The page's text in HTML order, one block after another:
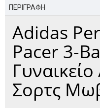
ΠΕΡΙΓΡΑΦΗ
Adidas
Pacer 3-
Σορτς